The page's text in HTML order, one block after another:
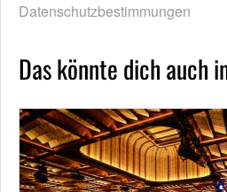
Datenschutzbestimmungen
Das könnte dich auch